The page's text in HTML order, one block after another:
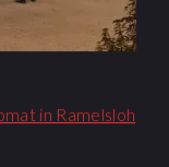
in Ramelsloh